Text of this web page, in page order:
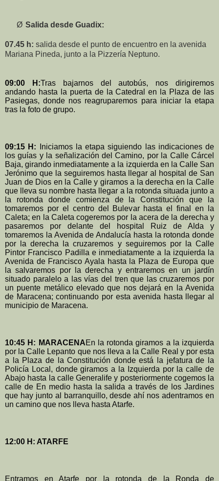
Ø Salida desde Guadix:
07.45 h: salida desde el punto de encuentro en la avenida
Mariana Pineda, junto a la Pizzería Neptuno.
09:00 H:Tras bajarnos del autobús, nos dirigiremos
andando hasta la puerta de la Catedral en la Plaza de las
Pasiegas, donde nos reagruparemos para iniciar la etapa
tras la foto de grupo.
09:15 H: Iniciamos la etapa siguiendo las indicaciones de
los guías y la señalización del Camino, por la Calle Cárcel
Baja, girando inmediatamente a la izquierda en la Calle San
Jerónimo que la seguiremos hasta llegar al hospital de San
Juan de Dios en la Calle y giramos a la derecha en la Calle
que lleva su nombre hasta llegar a la rotonda situada junto a
la rotonda donde comienza de la Constitución que la
tomaremos por el centro del Bulevar hasta el final en la
Caleta; en la Caleta cogeremos por la acera de la derecha y
pasaremos por delante del hospital Ruiz de Alda y
tomaremos la Avenida de Andalucía hasta la rotonda donde
por la derecha la cruzaremos y seguiremos por la Calle
Pintor Francisco Padilla e inmediatamente a la izquierda la
Avenida de Francisco Ayala hasta la Plaza de Europa que
la salvaremos por la derecha y entraremos en un jardín
situado paralelo a las vías del tren que las cruzaremos por
un puente metálico elevado que nos dejará en la Avenida
de Maracena; continuando por esta avenida hasta llegar al
municipio de Maracena.
10:45 H: MARACENAEn la rotonda giramos a la izquierda
por la Calle Lepanto que nos lleva a la Calle Real y por esta
a la Plaza de la Constitución donde está la jefatura de la
Policía Local, donde giramos a la Izquierda por la calle de
Abajo hasta la calle Generalife y posteriormente cogemos la
calle de En medio hasta la salida a través de los Jardines
que hay junto al barranquillo, desde ahí nos adentramos en
un camino que nos lleva hasta Atarfe.
12:00 H: ATARFE
Entramos en Atarfe por la rotonda de la Ronda de